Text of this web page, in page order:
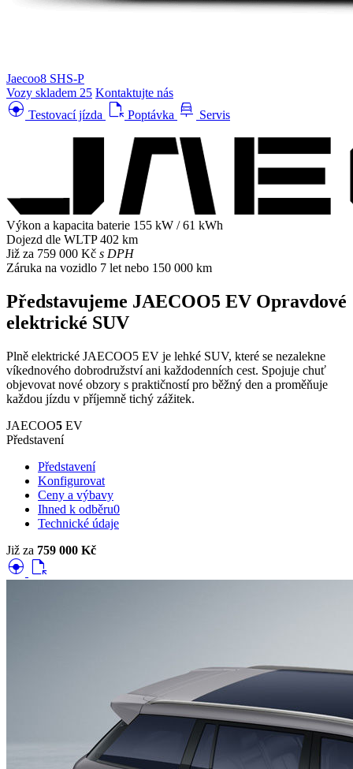
Jaecoo8 SHS-P
Vozy skladem 25 Kontaktujte nás
search_hands_free Testovací jízda file_open Poptávka car_repair Servis
Výkon a kapacita baterie 155 kW / 61 kWh
Dojezd dle WLTP402 km
Již za 759 000 Kč s DPH
Záruka na vozidlo 7 let nebo 150 000 km
Představujeme JAECOO5 EV Opravdové
elektrické SUV
Plně elektrické JAECOO5 EV je lehké SUV, které se nezalekne
víkednového dobrodružství ani každodenních cest. Spojuje chuť
objevovat nové obzory s praktičností pro běžný den a proměňuje
každou jízdu v příjemně tichý zážitek.
JAECOO5 EV
Představení
Představení
Konfigurovat
Ceny a výbavy
Ihned k odběru0
Technické údaje
Již za 759 000 Kč
search_hands_free file_open